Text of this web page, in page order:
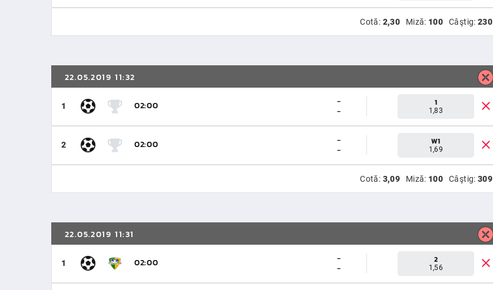
Cotă: 2,30 Miză: 100 Câştig: 230
22.05.2019 11:32
1 02:00
-
-
1
1,83
2 02:00
-
-
W1
1,69
Cotă: 3,09 Miză: 100 Câştig: 309
22.05.2019 11:31
1 02:00
-
-
2
1,56